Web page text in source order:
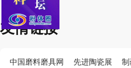
友情链接
中国磨料磨具网 先进陶瓷展 制